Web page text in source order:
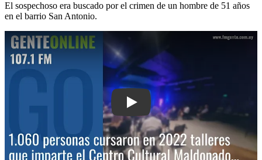
El sospechoso era buscado por el crimen de un hombre de 51 años
en el barrio San Antonio.
Play: 1.060 personas cursaron en